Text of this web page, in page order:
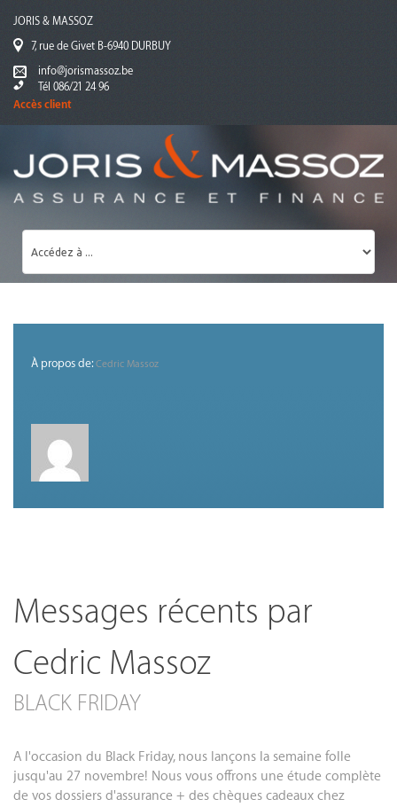
JORIS & MASSOZ
7, rue de Givet B-6940 DURBUY
info@jorismassoz.be
Tél 086/21 24 96
Accès client
À propos de: Cedric Massoz
Messages récents par
Cedric Massoz
BLACK FRIDAY
A l'occasion du Black Friday, nous lançons la semaine folle
jusqu'au 27 novembre! Nous vous offrons une étude complète
de vos dossiers d'assurance + des chèques cadeaux chez